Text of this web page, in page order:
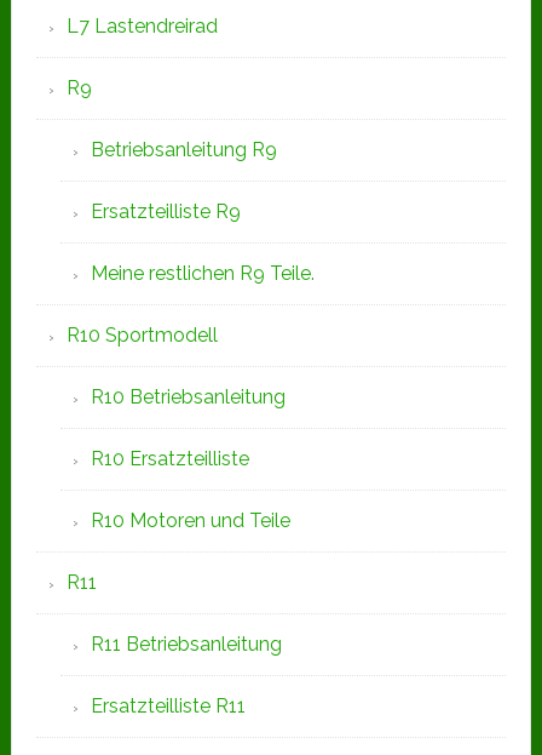
L7 Lastendreirad
R9
Betriebsanleitung R9
Ersatzteilliste R9
Meine restlichen R9 Teile.
R10 Sportmodell
R10 Betriebsanleitung
R10 Ersatzteilliste
R10 Motoren und Teile
R11
R11 Betriebsanleitung
Ersatzteilliste R11